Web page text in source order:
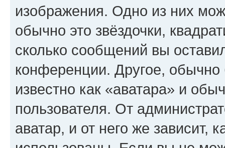
изображения. Одно из них
обычно это звёздочки,
сколько сообщений вы
конференции. Другое,
известно как «аватара» и
пользователя. От
аватар, и от него же зависит,